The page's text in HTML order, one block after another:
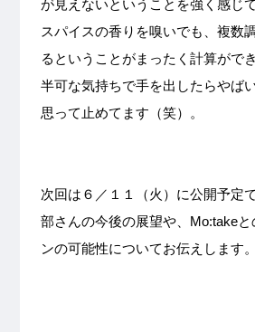
が見えないということを強く感じ
スパイスの香りを嗅いでも、複数
るということがまったく計算がで
半可な気持ちで手を出したらやば
思って止めてます（笑）。
次回は６／１１（火）に公開予定
部さんの今後の展望や、Mo:takeと
ンの可能性についてお伝えします